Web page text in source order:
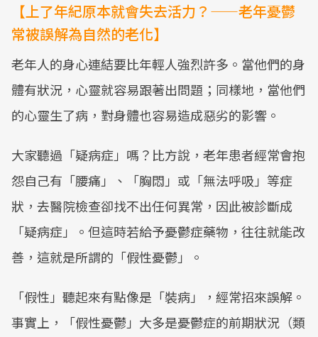
【上了年紀原本就會失去活力？——老年憂鬱
常被誤解為自然的老化】
老年人的身心連結要比年輕人強烈許多。當他們的身
體有狀況，心靈就容易跟著出問題；同樣地，當他們
的心靈生了病，對身體也容易造成惡劣的影響。
大家聽過「疑病症」嗎？比方說，老年患者經常會抱
怨自己有「腰痛」、「胸悶」或「無法呼吸」等症
狀，去醫院檢查卻找不出任何異常，因此被診斷成
「疑病症」。但這時若給予憂鬱症藥物，往往就能改
善，這就是所謂的「假性憂鬱」。
「假性」聽起來有點像是「裝病」，經常招來誤解。
事實上，「假性憂鬱」大多是憂鬱症的前期狀況（類